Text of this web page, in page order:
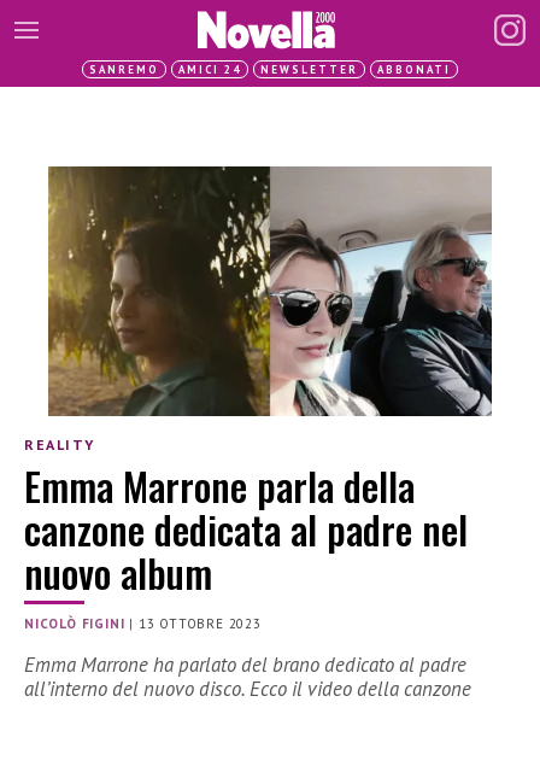
SANREMO AMICI 24 NEWSLETTER ABBONATI
REALITY
Emma Marrone parla della
canzone dedicata al padre nel
nuovo album
NICOLÒ FIGINI | 13 OTTOBRE 2023
Emma Marrone ha parlato del brano dedicato al padre
all’interno del nuovo disco. Ecco il video della canzone